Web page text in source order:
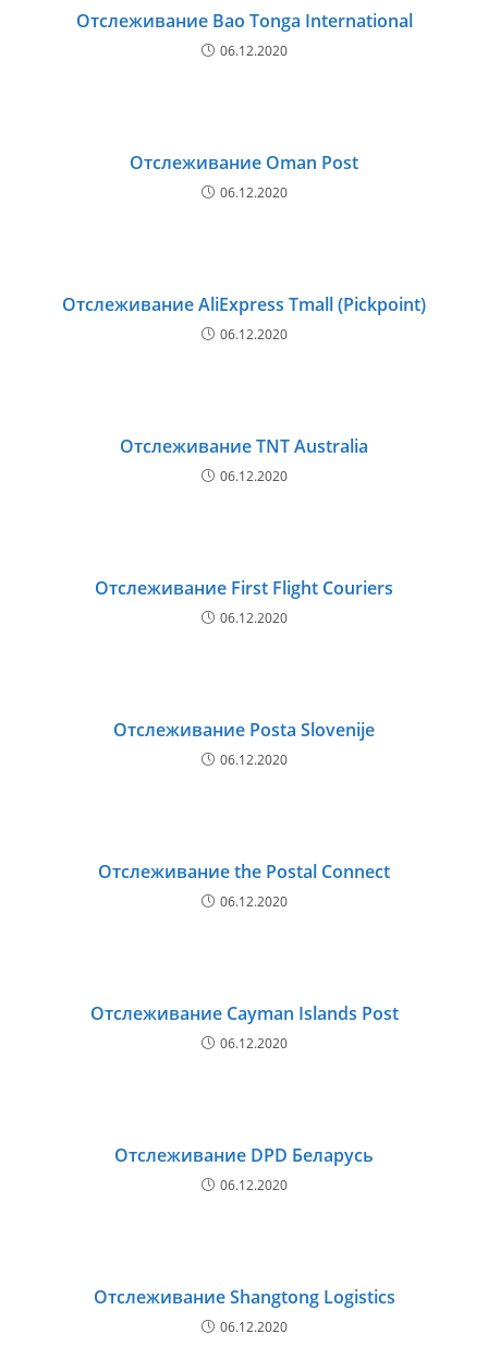
Отслеживание Bao Tonga International
06.12.2020
Отслеживание Oman Post
06.12.2020
Отслеживание AliExpress Tmall (Pickpoint)
06.12.2020
Отслеживание TNT Australia
06.12.2020
Отслеживание First Flight Couriers
06.12.2020
Отслеживание Posta Slovenije
06.12.2020
Отслеживание the Postal Connect
06.12.2020
Отслеживание Cayman Islands Post
06.12.2020
Отслеживание DPD Беларусь
06.12.2020
Отслеживание Shangtong Logistics
06.12.2020